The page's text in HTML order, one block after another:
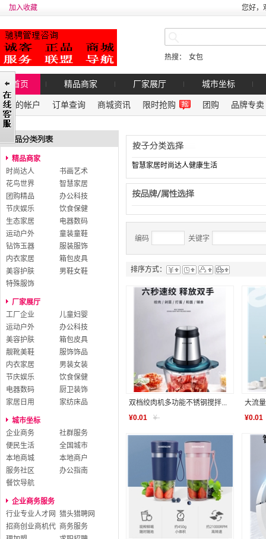
加入收藏 您好，
热搜： 女包
首页 精品商家 厂家展厅 城市坐标
我的帐户 订单查询 商城资讯 限时抢购 团购 品牌专卖
精品商家
时尚达人
书画艺术
花鸟世界
智慧家居
团购精品
办公科技
节庆娱乐
饮食保健
生态家居
电器数码
运动户外
童装童鞋
钻饰玉器
服装服饰
内衣家居
箱包皮具
美容护肤
男鞋女鞋
特殊服饰
厂家展厅
工厂企业
儿童妇婴
运动户外
办公科技
美容护肤
箱包皮具
靓靴美鞋
服饰饰品
内衣家居
男装女装
节庆娱乐
饮食保健
电器数码
厨卫装饰
家居日用
家纺床品
城市坐标
企业商务
社群服务
便民生活
全国城市
本地商城
本地商户
服务社区
办公指南
餐饮导航
企业商务服务
行业专业人才网 猎头猎聘网
招商创业商机代 商务服务
智慧家居时尚达人健康生活
编码 关键字
排序方式：
双档绞肉机多功能不锈钢搅拌...
¥0.01 ¥-
大流
¥0.01